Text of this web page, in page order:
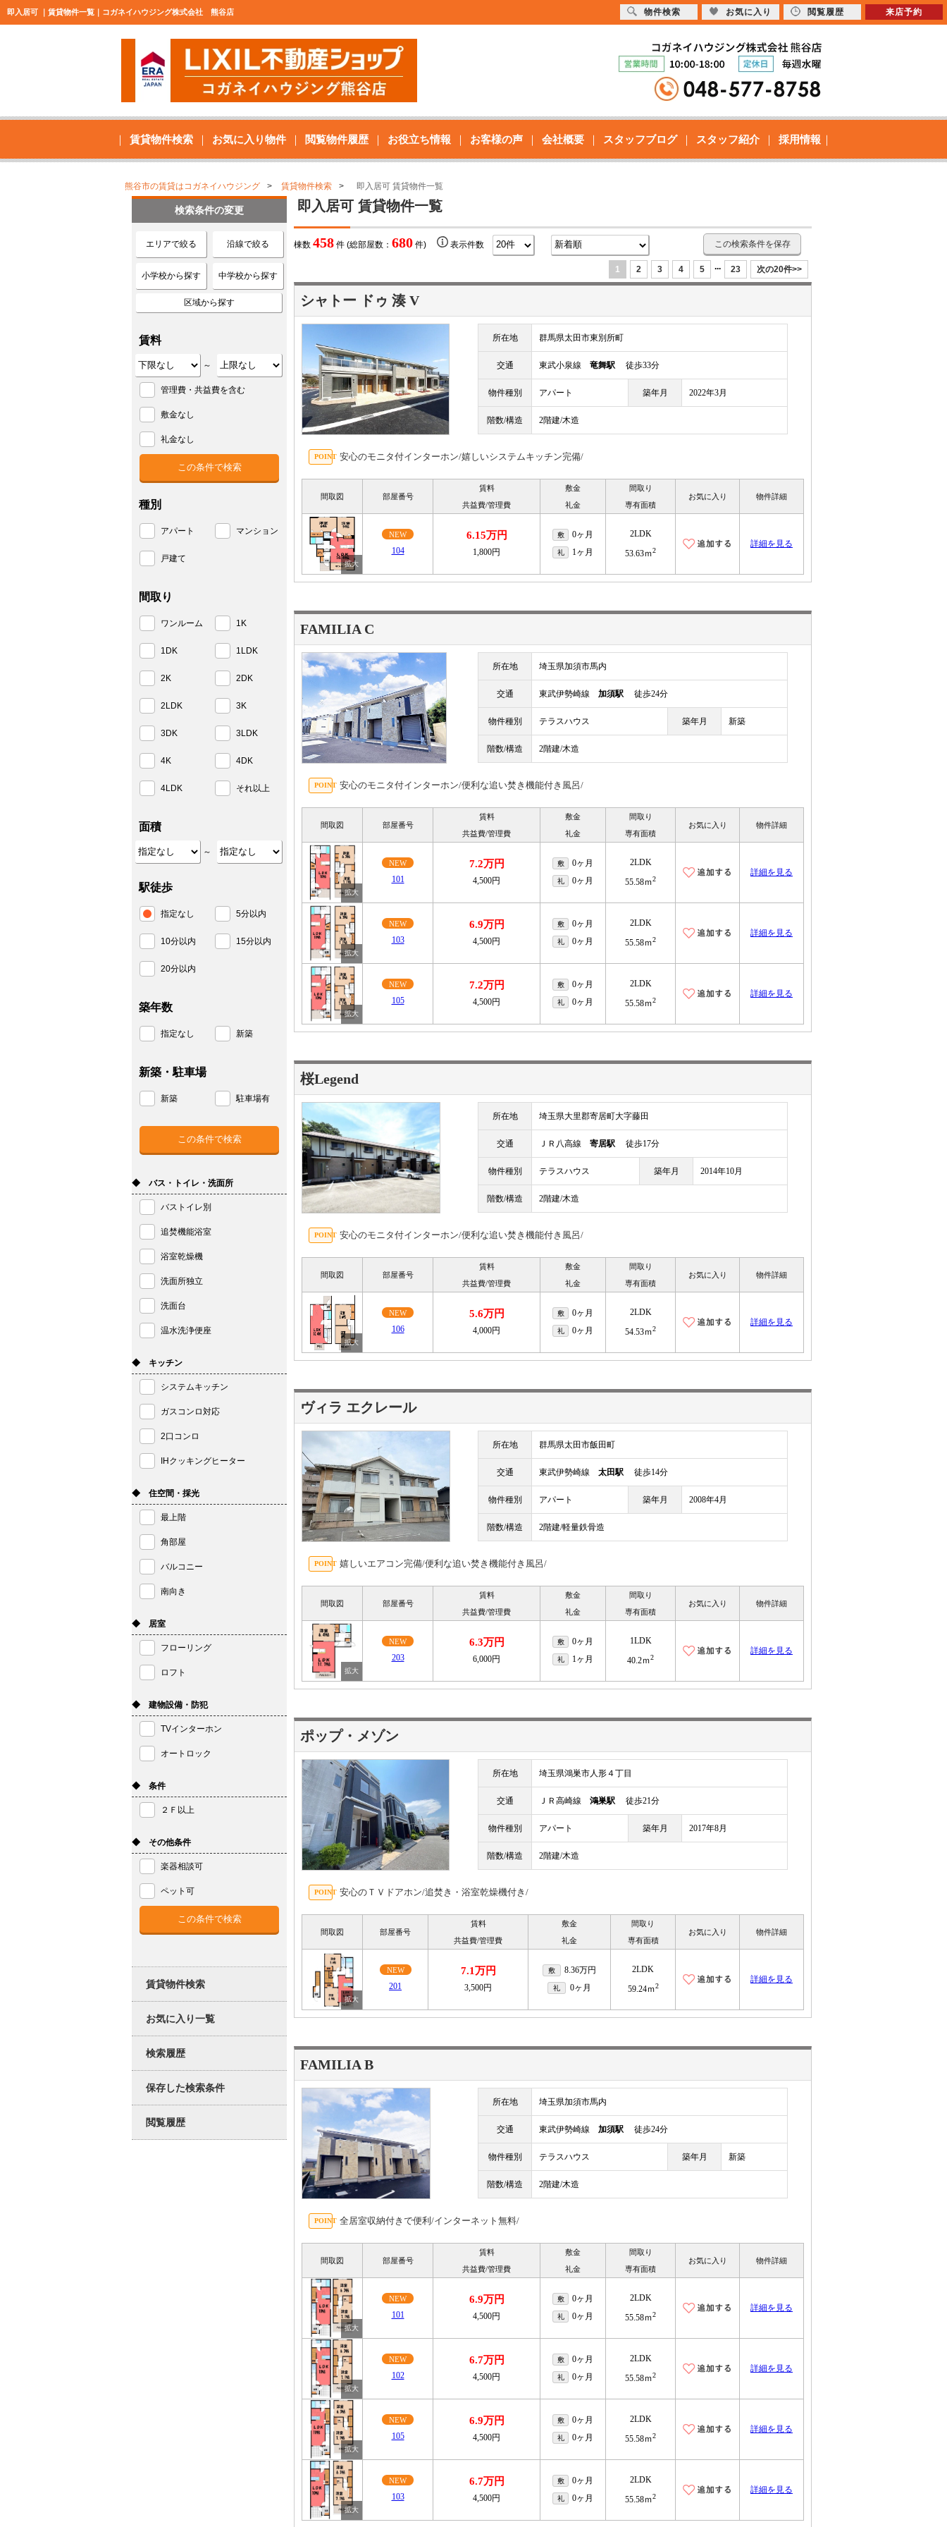
即入居可 ｜賃貸物件一覧｜コガネイハウジング株式会社 熊谷店
賃貸物件検索 お気に入り物件 閲覧物件履歴 お役立ち情報 お客様の声 会社概要 スタッフブログ スタッフ紹介 採用情報
熊谷市の賃貸はコガネイハウジング 賃貸物件検索 即入居可 賃貸物件一覧
即入居可 賃貸物件一覧
棟数 458 件 (総部屋数： 680 件) 表示件数 この検索条件を保存
1 2 3 4 5 ... 23 次の20件>>
シャトー ドゥ 湊 V
所在地 群馬県太田市東別所町
交通 東武小泉線 竜舞駅 徒歩33分
物件種別 アパート 築年月 2022年3月
階数/構造 2階建/木造
安心のモニタ付インターホン/嬉しいシステムキッチン完備/
間取図 部屋番号
賃料
共益費/管理費
敷金
礼金
間取り
専有面積
お気に入り 物件詳細
NEW
104
6.15万円
1,800円
敷 0ヶ月
礼 1ヶ月
2LDK
53.63ｍ2
詳細を見る
FAMILIA C
所在地 埼玉県加須市馬内
交通 東武伊勢崎線 加須駅 徒歩24分
物件種別 テラスハウス 築年月 新築
階数/構造 2階建/木造
安心のモニタ付インターホン/便利な追い焚き機能付き風呂/
間取図 部屋番号
賃料
共益費/管理費
敷金
礼金
間取り
専有面積
お気に入り 物件詳細
NEW
101
7.2万円
4,500円
敷 0ヶ月
礼 0ヶ月
2LDK
55.58ｍ2
詳細を見る
NEW
103
6.9万円
4,500円
敷 0ヶ月
礼 0ヶ月
2LDK
55.58ｍ2
詳細を見る
NEW
105
7.2万円
4,500円
敷 0ヶ月
礼 0ヶ月
2LDK
55.58ｍ2
詳細を見る
桜Legend
所在地 埼玉県大里郡寄居町大字藤田
交通 ＪＲ八高線 寄居駅 徒歩17分
物件種別 テラスハウス 築年月 2014年10月
階数/構造 2階建/木造
安心のモニタ付インターホン/便利な追い焚き機能付き風呂/
間取図 部屋番号
賃料
共益費/管理費
敷金
礼金
間取り
専有面積
お気に入り 物件詳細
NEW
106
5.6万円
4,000円
敷 0ヶ月
礼 0ヶ月
2LDK
54.53ｍ2
詳細を見る
ヴィラ エクレール
所在地 群馬県太田市飯田町
交通 東武伊勢崎線 太田駅 徒歩14分
物件種別 アパート 築年月 2008年4月
階数/構造 2階建/軽量鉄骨造
嬉しいエアコン完備/便利な追い焚き機能付き風呂/
間取図 部屋番号
賃料
共益費/管理費
敷金
礼金
間取り
専有面積
お気に入り 物件詳細
NEW
203
6.3万円
6,000円
敷 0ヶ月
礼 1ヶ月
1LDK
40.2ｍ2
詳細を見る
ポップ・メゾン
所在地 埼玉県鴻巣市人形４丁目
交通 ＪＲ高崎線 鴻巣駅 徒歩21分
物件種別 アパート 築年月 2017年8月
階数/構造 2階建/木造
安心のＴＶドアホン/追焚き・浴室乾燥機付き/
間取図 部屋番号
賃料
共益費/管理費
敷金
礼金
間取り
専有面積
お気に入り 物件詳細
NEW
201
7.1万円
3,500円
敷 8.36万円
礼 0ヶ月
2LDK
59.24ｍ2
詳細を見る
FAMILIA B
所在地 埼玉県加須市馬内
交通 東武伊勢崎線 加須駅 徒歩24分
物件種別 テラスハウス 築年月 新築
階数/構造 2階建/木造
全居室収納付きで便利/インターネット無料/
間取図 部屋番号
賃料
共益費/管理費
敷金
礼金
間取り
専有面積
お気に入り 物件詳細
NEW
101
6.9万円
4,500円
敷 0ヶ月
礼 0ヶ月
2LDK
55.58ｍ2
詳細を見る
NEW
102
6.7万円
4,500円
敷 0ヶ月
礼 0ヶ月
2LDK
55.58ｍ2
詳細を見る
NEW
105
6.9万円
4,500円
敷 0ヶ月
礼 0ヶ月
2LDK
55.58ｍ2
詳細を見る
NEW
103
6.7万円
4,500円
敷 0ヶ月
礼 0ヶ月
2LDK
55.58ｍ2
詳細を見る
検索条件の変更
エリアで絞る 沿線で絞る
小学校から探す 中学校から探す
区域から探す
賃料
～
管理費・共益費を含む
敷金なし
礼金なし
種別
アパート マンション
戸建て
間取り
ワンルーム 1K
1DK 1LDK
2K 2DK
2LDK 3K
3DK 3LDK
4K 4DK
4LDK それ以上
面積
～
駅徒歩
指定なし 5分以内
10分以内 15分以内
20分以内
築年数
指定なし 新築
新築・駐車場
新築 駐車場有
◆ バス・トイレ・洗面所
バストイレ別
追焚機能浴室
浴室乾燥機
洗面所独立
洗面台
温水洗浄便座
◆ キッチン
システムキッチン
ガスコンロ対応
2口コンロ
IHクッキングヒーター
◆ 住空間・採光
最上階
角部屋
バルコニー
南向き
◆ 居室
フローリング
ロフト
◆ 建物設備・防犯
TVインターホン
オートロック
◆ 条件
２Ｆ以上
◆ その他条件
楽器相談可
ペット可
賃貸物件検索
お気に入り一覧
検索履歴
保存した検索条件
閲覧履歴
物件検索 お気に入り 閲覧履歴 来店予約